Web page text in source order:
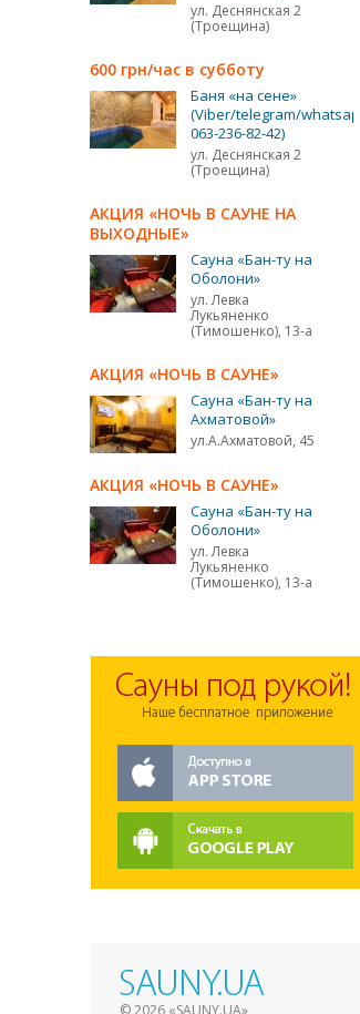
ул. Деснянская 2
(Троещина)
600 грн/час в субботу
Баня «на сене»
(Viber/telegram/whatsapp
063-236-82-42)
ул. Деснянская 2
(Троещина)
АКЦИЯ «НОЧЬ В САУНЕ НА
ВЫХОДНЫЕ»
Сауна «Бан-ту на
Оболони»
ул. Левка
Лукьяненко
(Тимошенко), 13-а
АКЦИЯ «НОЧЬ В САУНЕ»
Сауна «Бан-ту на
Ахматовой»
ул.А.Ахматовой, 45
АКЦИЯ «НОЧЬ В САУНЕ»
Сауна «Бан-ту на
Оболони»
ул. Левка
Лукьяненко
(Тимошенко), 13-а
© 2026 «SAUNY.UA»